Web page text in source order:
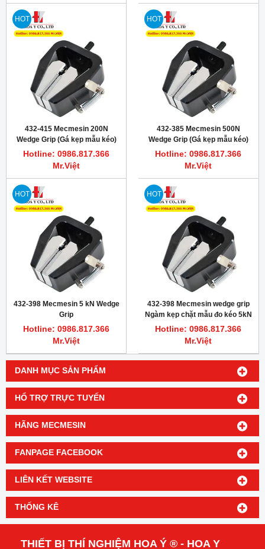
DANH MỤC SẢN PHẨM
HỔ TRỢ TRỰC TUYẾN
HÃNG MECMESIN
FANPAGE FACEBOOK
LIÊN KẾT WEBSITE
THỐNG KÊ
HOT
432-415 Mecmesin 200N
Wedge Grip (Gá kẹp mẫu kéo)
Hotline: 0986.817.366
Mr.Việt
HOT
432-385 Mecmesin 500N
Wedge Grip (Gá kẹp mẫu kéo)
Hotline: 0986.817.366
Mr.Việt
HOT
432-398 Mecmesin 5 kN Wedge
Grip
Hotline: 0986.817.366
Mr.Việt
HOT
432-398 Mecmesin wedge grip
Ngàm kẹp chặt mẫu đo kéo 5kN
Hotline: 0986.817.366
Mr.Việt
THIẾT BỊ THÍ NGHIỆM HOA Ý ® - HOA Y